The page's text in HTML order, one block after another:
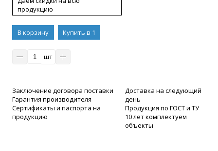
продукцию
В корзину
Купить в 1
шт
Заключение договора поставки
Гарантия производителя
Сертификаты и паспорта на
продукцию
Доставка на следующий
день
Продукция по ГОСТ и ТУ
10 лет комплектуем
объекты